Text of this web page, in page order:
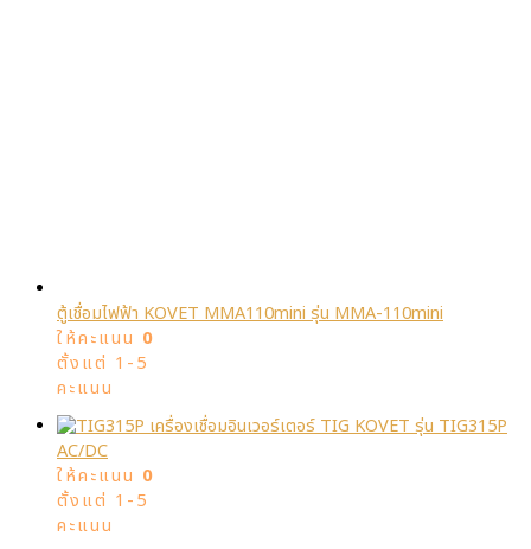
ตู้เชื่อมไฟฟ้า KOVET MMA110mini รุ่น MMA-110mini
ให้คะแนน 0
ตั้งแต่ 1-5
คะแนน
เครื่องเชื่อมอินเวอร์เตอร์ TIG KOVET รุ่น TIG315P
AC/DC
ให้คะแนน 0
ตั้งแต่ 1-5
คะแนน